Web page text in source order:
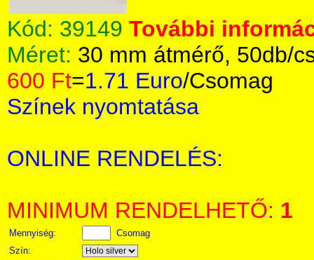
Kód: 39149 További
Méret: 30 mm átmérő, 50db/
600 Ft=1.71 Euro/Csomag
Színek nyomtatása
ONLINE RENDELÉS:
MINIMUM RENDELHETŐ: 1
Mennyiség:
Csomag
Szín: